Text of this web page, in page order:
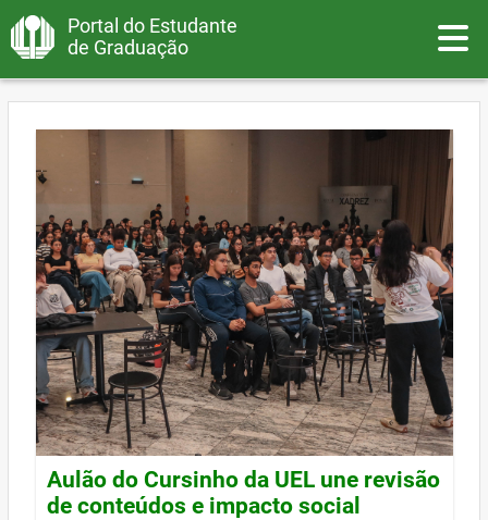
Portal do Estudante
de Graduação
Aulão do Cursinho da UEL une revisão
de conteúdos e impacto social